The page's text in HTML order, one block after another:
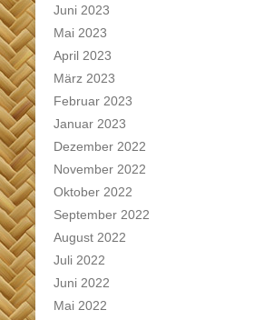
Juni 2023
Mai 2023
April 2023
März 2023
Februar 2023
Januar 2023
Dezember 2022
November 2022
Oktober 2022
September 2022
August 2022
Juli 2022
Juni 2022
Mai 2022